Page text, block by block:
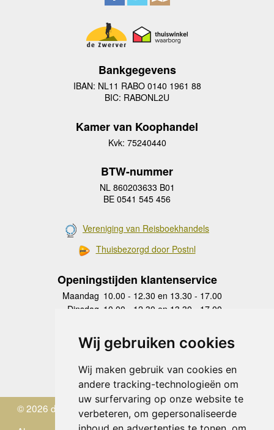
Wij gebruiken cookies
Wij maken gebruik van cookies en
andere tracking-technologieën om
uw surfervaring op onze website te
verbeteren, om gepersonaliseerde
Bankgegevens
IBAN: NL11 RABO 0140 1961 88
BIC: RABONL2U
Kamer van Koophandel
Kvk: 75240440
BTW-nummer
NL 860203633 B01
BE 0541 545 456
Vereniging van Reisboekhandels
Thuisbezorgd door Postnl
Openingstijden klantenservice
Maandag 10.00 - 12.30 en 13.30 - 17.00
Dinsdag 10.00 - 12.30 en 13.30 - 17.00
Donderdag
10.00 - 12.30 en 13.30 - 17.00
Vrijdag 10.00 - 12.30 en 13.30 - 17.00
Zaterdag
gesloten
Zondag gesloten
© 2026 de Zwerver